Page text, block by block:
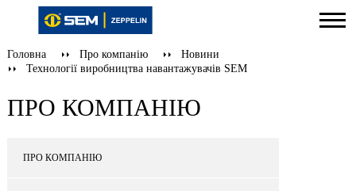
Головна Про компанію
Новини
Технології виробництва навантажувачів SEM
ПРО КОМПАНІЮ
ПРО КОМПАНІЮ